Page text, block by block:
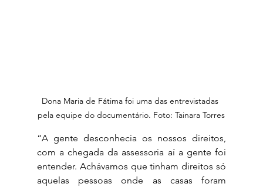
Dona Maria de Fátima foi uma das entrevistadas
pela equipe do documentário. Foto: Tainara Torres
“A gente desconhecia os nossos direitos,
com a chegada da assessoria aí a gente foi
entender. Achávamos que tinham direitos só
aquelas pessoas onde as casas foram